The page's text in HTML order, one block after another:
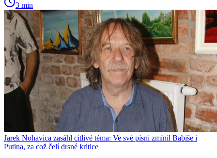
3 min
Jarek Nohavica zasáhl citlivé téma: Ve své písni zmínil Babiše i
Putina, za což čelí drsné kritice